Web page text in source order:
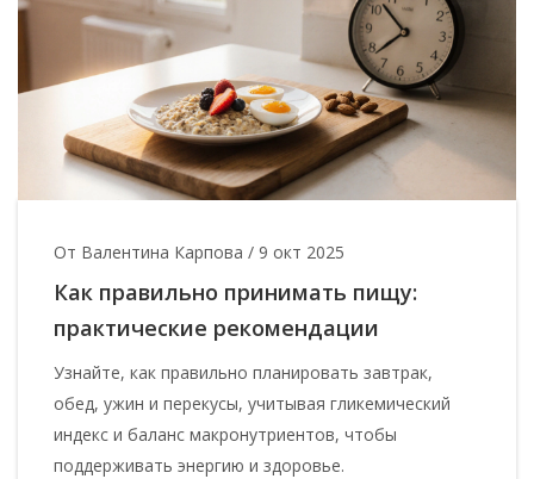
От Валентина Карпова / 9 окт 2025
Как правильно принимать пищу:
практические рекомендации
Узнайте, как правильно планировать завтрак,
обед, ужин и перекусы, учитывая гликемический
индекс и баланс макронутриентов, чтобы
поддерживать энергию и здоровье.